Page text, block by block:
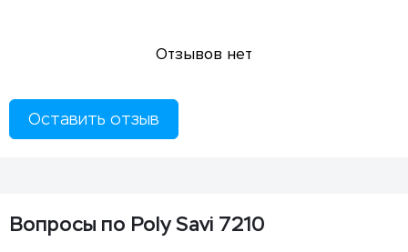
Отзывов нет
Оставить отзыв
Вопросы по Poly Savi 7210